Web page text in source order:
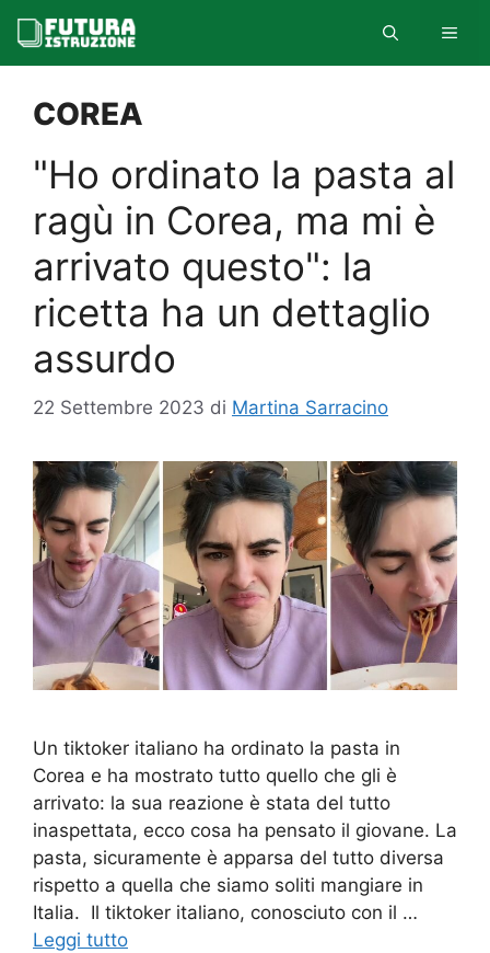
contenuto
COREA
"Ho ordinato la pasta al
ragù in Corea, ma mi è
arrivato questo": la
ricetta ha un dettaglio
assurdo
22 Settembre 2023 di Martina Sarracino
Un tiktoker italiano ha ordinato la pasta in
Corea e ha mostrato tutto quello che gli è
arrivato: la sua reazione è stata del tutto
inaspettata, ecco cosa ha pensato il giovane. La
pasta, sicuramente è apparsa del tutto diversa
rispetto a quella che siamo soliti mangiare in
Italia. Il tiktoker italiano, conosciuto con il …
Leggi tutto